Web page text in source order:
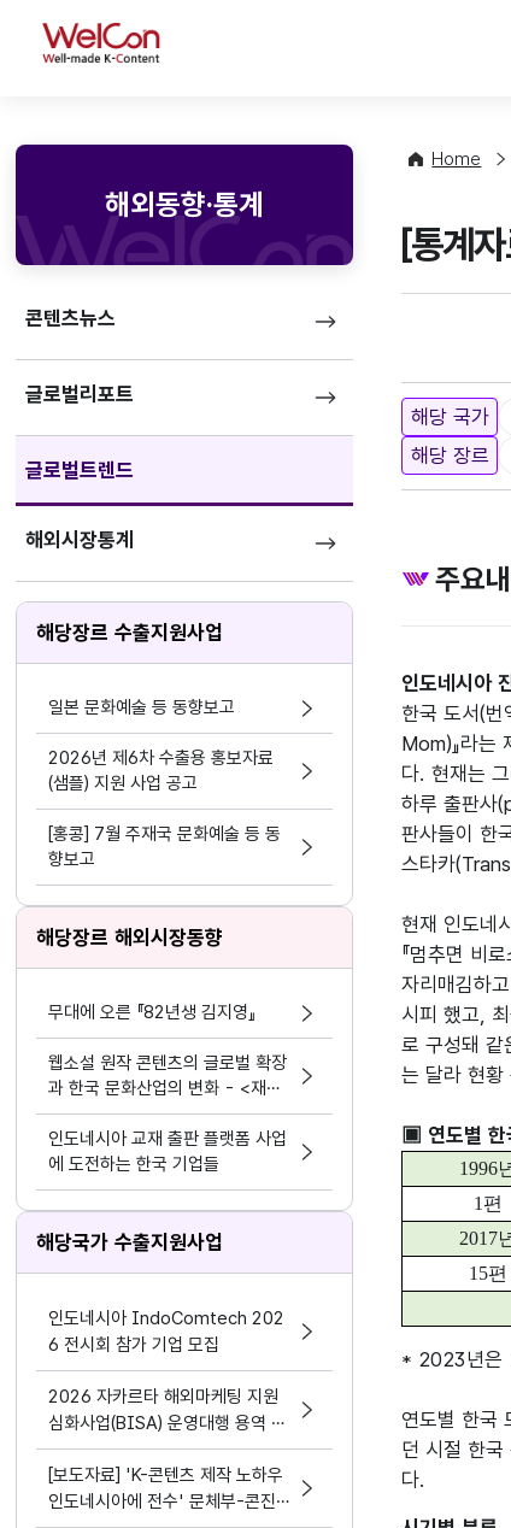
WelCon
해외동향·통계
콘텐츠뉴스
글로벌리포트
글로벌트렌드
해외시장통계
해당장르 수출지원사업
일본 문화예술 등 동향보고
2026년 제6차 수출용 홍보자료
(샘플) 지원 사업 공고
[홍콩] 7월 주재국 문화예술 등 동
향보고
해당장르 해외시장동향
무대에 오른 『82년생 김지영』
웹소설 원작 콘텐츠의 글로벌 확장
과 한국 문화산업의 변화 - <재혼
황후> 실사화 드라마
인도네시아 교재 출판 플랫폼 사업
에 도전하는 한국 기업들
해당국가 수출지원사업
인도네시아 IndoComtech 202
6 전시회 참가 기업 모집
2026 자카르타 해외마케팅 지원
심화사업(BISA) 운영대행 용역 입
찰 공고
[보도자료] 'K-콘텐츠 제작 노하우
인도네시아에 전수' 문체부-콘진
Home
[통계
해당 국가
해당 장르
주요
인도네시아
한국 도서(
Mom)』라는
다. 현재는
하루 출판사
판사들이 한
스타카
현재 인도네
『멈추면 비
자리매김하
시피 했고,
로 구성돼 같
는 달라 현황
▣ 연도별 한
1996
1 편
2017
15편
* 2023년은
연도별 한국
던 시절 한국
다.